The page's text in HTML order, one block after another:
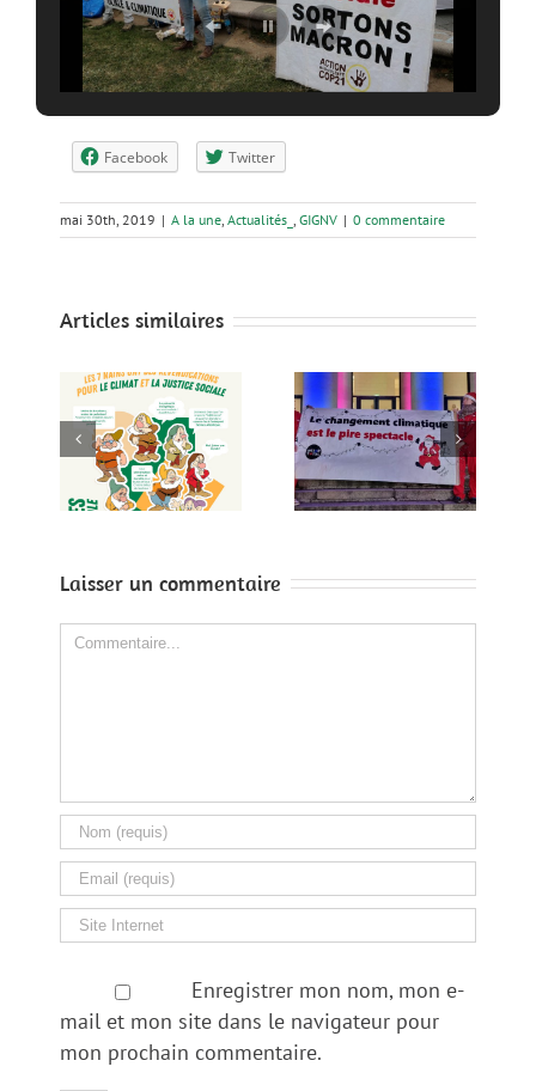
Facebook Twitter
mai 30th, 2019 | A la une, Actualités_ , GIGNV | 0 commentaire
Articles similaires
LE CHAOS
CLIMATIQUE: UN
SPECTACLE
OFFERT PAR
Soirée d’accueil
le 28 Septembre
à la BASE
Laisser un commentaire
Comment
Enregistrer mon nom, mon e-
mail et mon site dans le navigateur pour
mon prochain commentaire.